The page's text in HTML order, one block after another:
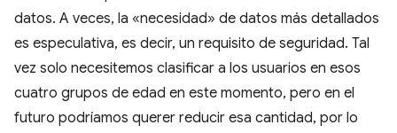
datos. A veces, la «necesidad» de datos más detallados
es especulativa, es decir, un requisito de seguridad. Tal
vez solo necesitemos clasificar a los usuarios en esos
cuatro grupos de edad en este momento, pero en el
futuro podríamos querer reducir esa cantidad, por lo